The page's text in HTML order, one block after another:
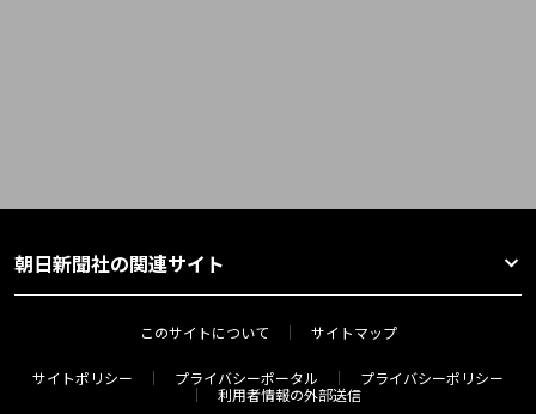
朝日新聞社の関連サイト
このサイトについて サイトマップ
サイトポリシー プライバシーポータル
プライバシーポリシー
利用者情報の外部送信